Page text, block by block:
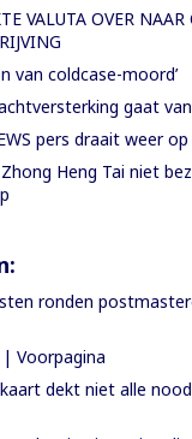
VALUTA OVER NAAR
van coldcase-moord’
gaat
pers draait weer
Heng Tai niet
ronden
Voorpagina
dekt niet alle